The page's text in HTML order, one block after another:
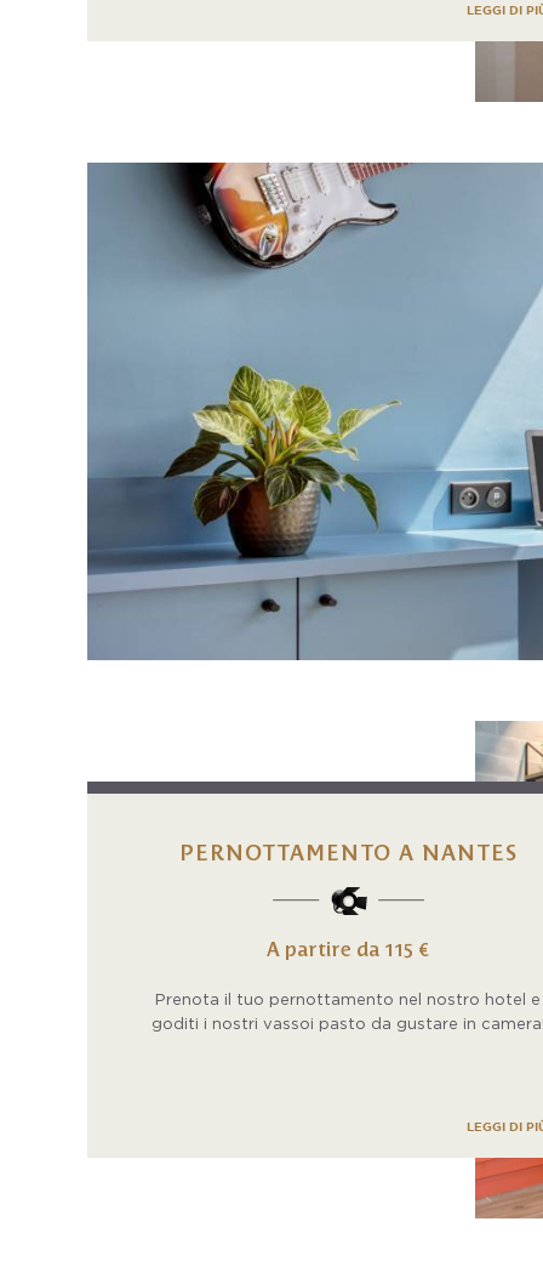
LEGGI DI
PERNOTTAMENTO A NANTES
A partire da 115 €
Prenota il tuo pernottamento nel nostro hotel e
goditi i nostri vassoi pasto da gustare in
LEGGI DI